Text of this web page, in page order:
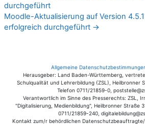
durchgeführt
Moodle-Aktualisierung auf Version
erfolgreich durchgeführt →
Allgemeine
Herausgeber: Land Baden-Württemberg,
Schulqualität und Lehrerbildung (ZSL), Heilbronner
Telefon 0711/21859-0,
Verantwortlich im Sinne des Presserechts: ZSL,
"Digitalisierung, Medienbildung", Heilbronner Straße
0711/21859-240,
Kontakt zum/r behördlichen